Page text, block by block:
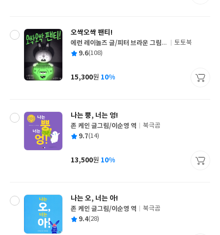
오싹오싹 팬티!
글
쓴
에런 레이놀즈 글/피터 브라운 그림/
홍연미 역
출
사
토토북
평 9.6(108)
가
15,300원 10%
나는 뿡, 너는 엉!
글
쓴
존 케인 글그림/이순영 역
출
사
북극곰
평 9.7(14)
가
13,500원 10%
나는 오, 너는 아!
글
쓴
존 케인 글그림/이순영 역
출
북극곰
평 9.4(28)